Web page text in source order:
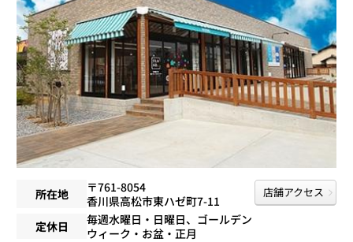
所在地
〒761-8054
香川県高松市東ハゼ町7-11
定休日
毎週水曜日・日曜日、ゴールデン
ウィーク・お盆・正月
店舗アクセス